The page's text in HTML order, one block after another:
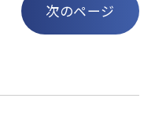
次のページ